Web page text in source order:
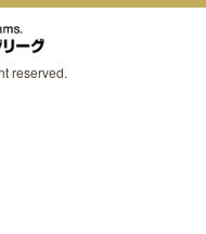
reserved.